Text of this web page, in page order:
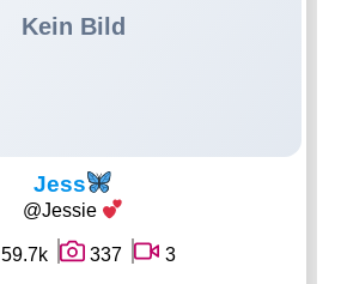
Jess
@Jessie
59.7k 337 3